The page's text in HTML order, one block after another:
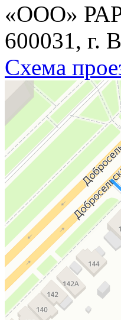
«ООО»
600031, г.
Схема